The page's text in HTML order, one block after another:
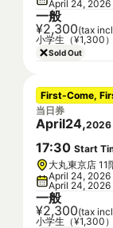
April 24, 2026
一般
¥2,300(tax
小学生（¥1,300）
Sold Out
First-Come,
当日券
April24,2026
17:30 Start
大丸東京店 11
April 24,
April 24, 2026
一般
¥2,300(tax
小学生（¥1,300）